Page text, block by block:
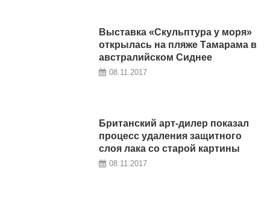
Выставка «Скульптура у моря»
открылась на пляже Тамарама в
австралийском Сиднее
08.11.2017
Британский арт-дилер показал
процесс удаления защитного
слоя лака со старой картины
08.11.2017